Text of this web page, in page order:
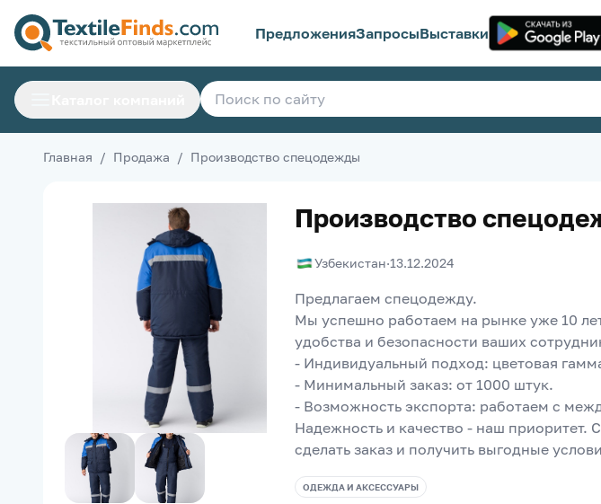
ПредложенияЗапросыВыставки
Главная / Продажа / Производство спецодежды
Производство
Узбекистан·13.12.2024
Предлагаем спецодежду.
Мы успешно работаем на рынке уже 10
удобства и безопасности ваших
- Индивидуальный подход: цветовая
- Минимальный заказ: от 1000 штук.
- Возможность экспорта: работаем с
Надежность и качество - наш приоритет.
сделать заказ и получить выгодные
ОДЕЖДА И АКСЕССУАРЫ